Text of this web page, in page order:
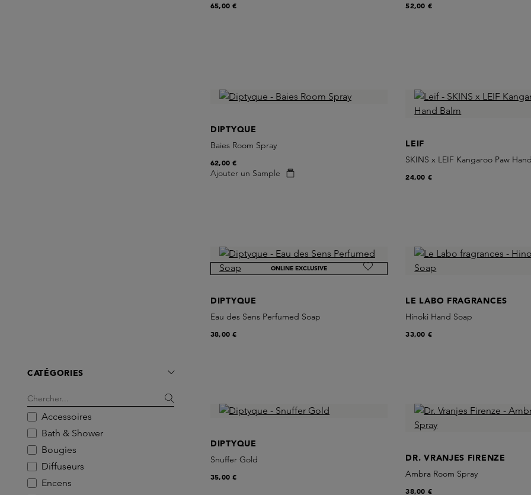
CATÉGORIES
Accessoires
Bath & Shower
Bougies
Diffuseurs
Encens
65,00 € 52,00 €
DIPTYQUE
Baies Room Spray
Ajouter un Sample
62,00 €
LEIF
SKINS x LEIF Kangaroo Paw
24,00 €
ONLINE EXCLUSIVE
DIPTYQUE
Eau des Sens Perfumed Soap
38,00 €
LE LABO FRAGRANCES
Hinoki Hand Soap
33,00 €
DIPTYQUE
Snuffer Gold
35,00 €
DR. VRANJES FIRENZE
Ambra Room Spray
38,00 €